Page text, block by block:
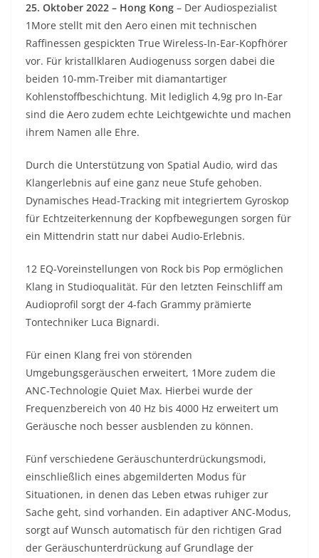
25. Oktober 2022 – Hong Kong – Der Audiospezialist
1More stellt mit den Aero einen mit technischen
Raffinessen gespickten True Wireless-In-Ear-Kopfhörer
vor. Für kristallklaren Audiogenuss sorgen dabei die
beiden 10-mm-Treiber mit diamantartiger
Kohlenstoffbeschichtung. Mit lediglich 4,9g pro In-Ear
sind die Aero zudem echte Leichtgewichte und machen
ihrem Namen alle Ehre.
Durch die Unterstützung von Spatial Audio, wird das
Klangerlebnis auf eine ganz neue Stufe gehoben.
Dynamisches Head-Tracking mit integriertem Gyroskop
für Echtzeiterkennung der Kopfbewegungen sorgen für
ein Mittendrin statt nur dabei Audio-Erlebnis.
12 EQ-Voreinstellungen von Rock bis Pop ermöglichen
Klang in Studioqualität. Für den letzten Feinschliff am
Audioprofil sorgt der 4-fach Grammy prämierte
Tontechniker Luca Bignardi.
Für einen Klang frei von störenden
Umgebungsgeräuschen erweitert, 1More zudem die
ANC-Technologie Quiet Max. Hierbei wurde der
Frequenzbereich von 40 Hz bis 4000 Hz erweitert um
Geräusche noch besser ausblenden zu können.
Fünf verschiedene Geräuschunterdrückungsmodi,
einschließlich eines abgemilderten Modus für
Situationen, in denen das Leben etwas ruhiger zur
Sache geht, sind vorhanden. Ein adaptiver ANC-Modus,
sorgt auf Wunsch automatisch für den richtigen Grad
der Geräuschunterdrückung auf Grundlage der